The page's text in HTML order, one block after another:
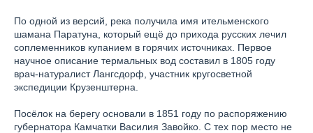
По одной из версий, река получила имя ительменского
шамана Паратуна, который ещё до прихода русских лечил
соплеменников купанием в горячих источниках. Первое
научное описание термальных вод составил в 1805 году
врач-натуралист Лангсдорф, участник кругосветной
экспедиции Крузенштерна.
Посёлок на берегу основали в 1851 году по распоряжению
губернатора Камчатки Василия Завойко. С тех пор место не